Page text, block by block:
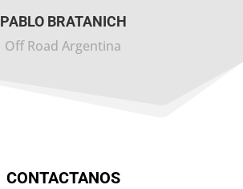
PABLO BRATANICH
Off Road Argentina
CONTACTANOS